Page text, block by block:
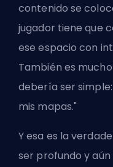
contenido se
jugador tiene que
ese espacio con
También es
debería ser
mis mapas."
Y esa es la
ser profundo y aún